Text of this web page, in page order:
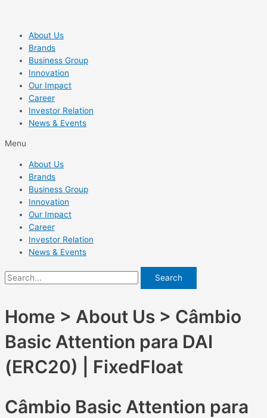
About Us
Brands
Business Group
Innovation
Our Impact
Career
Investor Relation
News & Events
Menu
About Us
Brands
Business Group
Innovation
Our Impact
Career
Investor Relation
News & Events
Search
Home > About Us > Câmbio
Basic Attention para DAI
(ERC20) | FixedFloat
Câmbio Basic Attention para